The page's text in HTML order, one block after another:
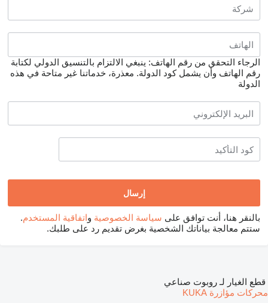
الرجاء التحقق من رقم الهاتف: ينبغي الالتزام بالتنسيق الدولي لكتابة
رقم الهاتف وأن يشمل كود الدولة. معذرة، خدماتنا غير متاحة في هذه
الدولة
بالنقر هنا، أنت توافق على سياسة الخصوصية واتفاقية المستخدم.
ستتم معالجة بياناتك الشخصية بغرض تقديم رد على طلبك.
قطع الغيار لـ روبوت صناعي
محركات مؤازرة KUKA